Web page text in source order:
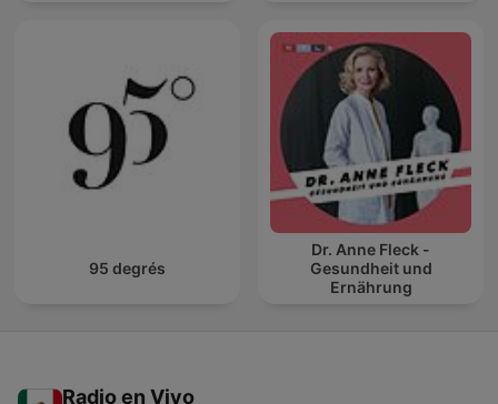
95 degrés
Dr. Anne Fleck -
Gesundheit und
Ernährung
Radio en Vivo